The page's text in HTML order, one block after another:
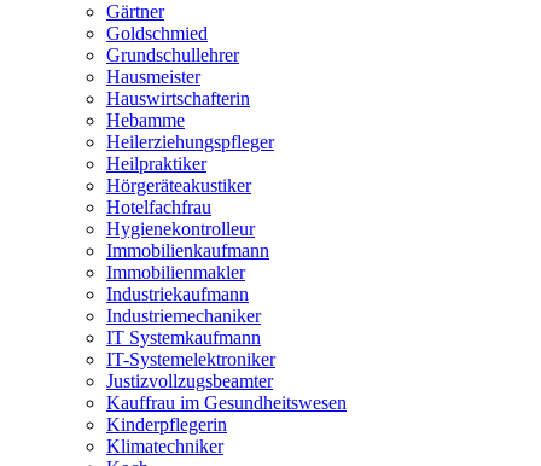
Gärtner
Goldschmied
Grundschullehrer
Hausmeister
Hauswirtschafterin
Hebamme
Heilerziehungspfleger
Heilpraktiker
Hörgeräteakustiker
Hotelfachfrau
Hygienekontrolleur
Immobilienkaufmann
Immobilienmakler
Industriekaufmann
Industriemechaniker
IT Systemkaufmann
IT-Systemelektroniker
Justizvollzugsbeamter
Kauffrau im Gesundheitswesen
Kinderpflegerin
Klimatechniker